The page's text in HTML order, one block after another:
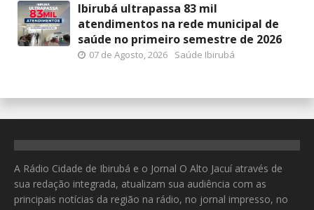
Ibirubá ultrapassa 83 mil
atendimentos na rede municipal de
saúde no primeiro semestre de 2026
07 de Agosto, 2026 Saúde Ibirubá
A Rádio Cidade de Ibirubá e o Jornal O Alto Jacuí através de
sua redação integrada, atualizam sua audiência com as
principais notícias da região na rádio, no jornal impresso, no